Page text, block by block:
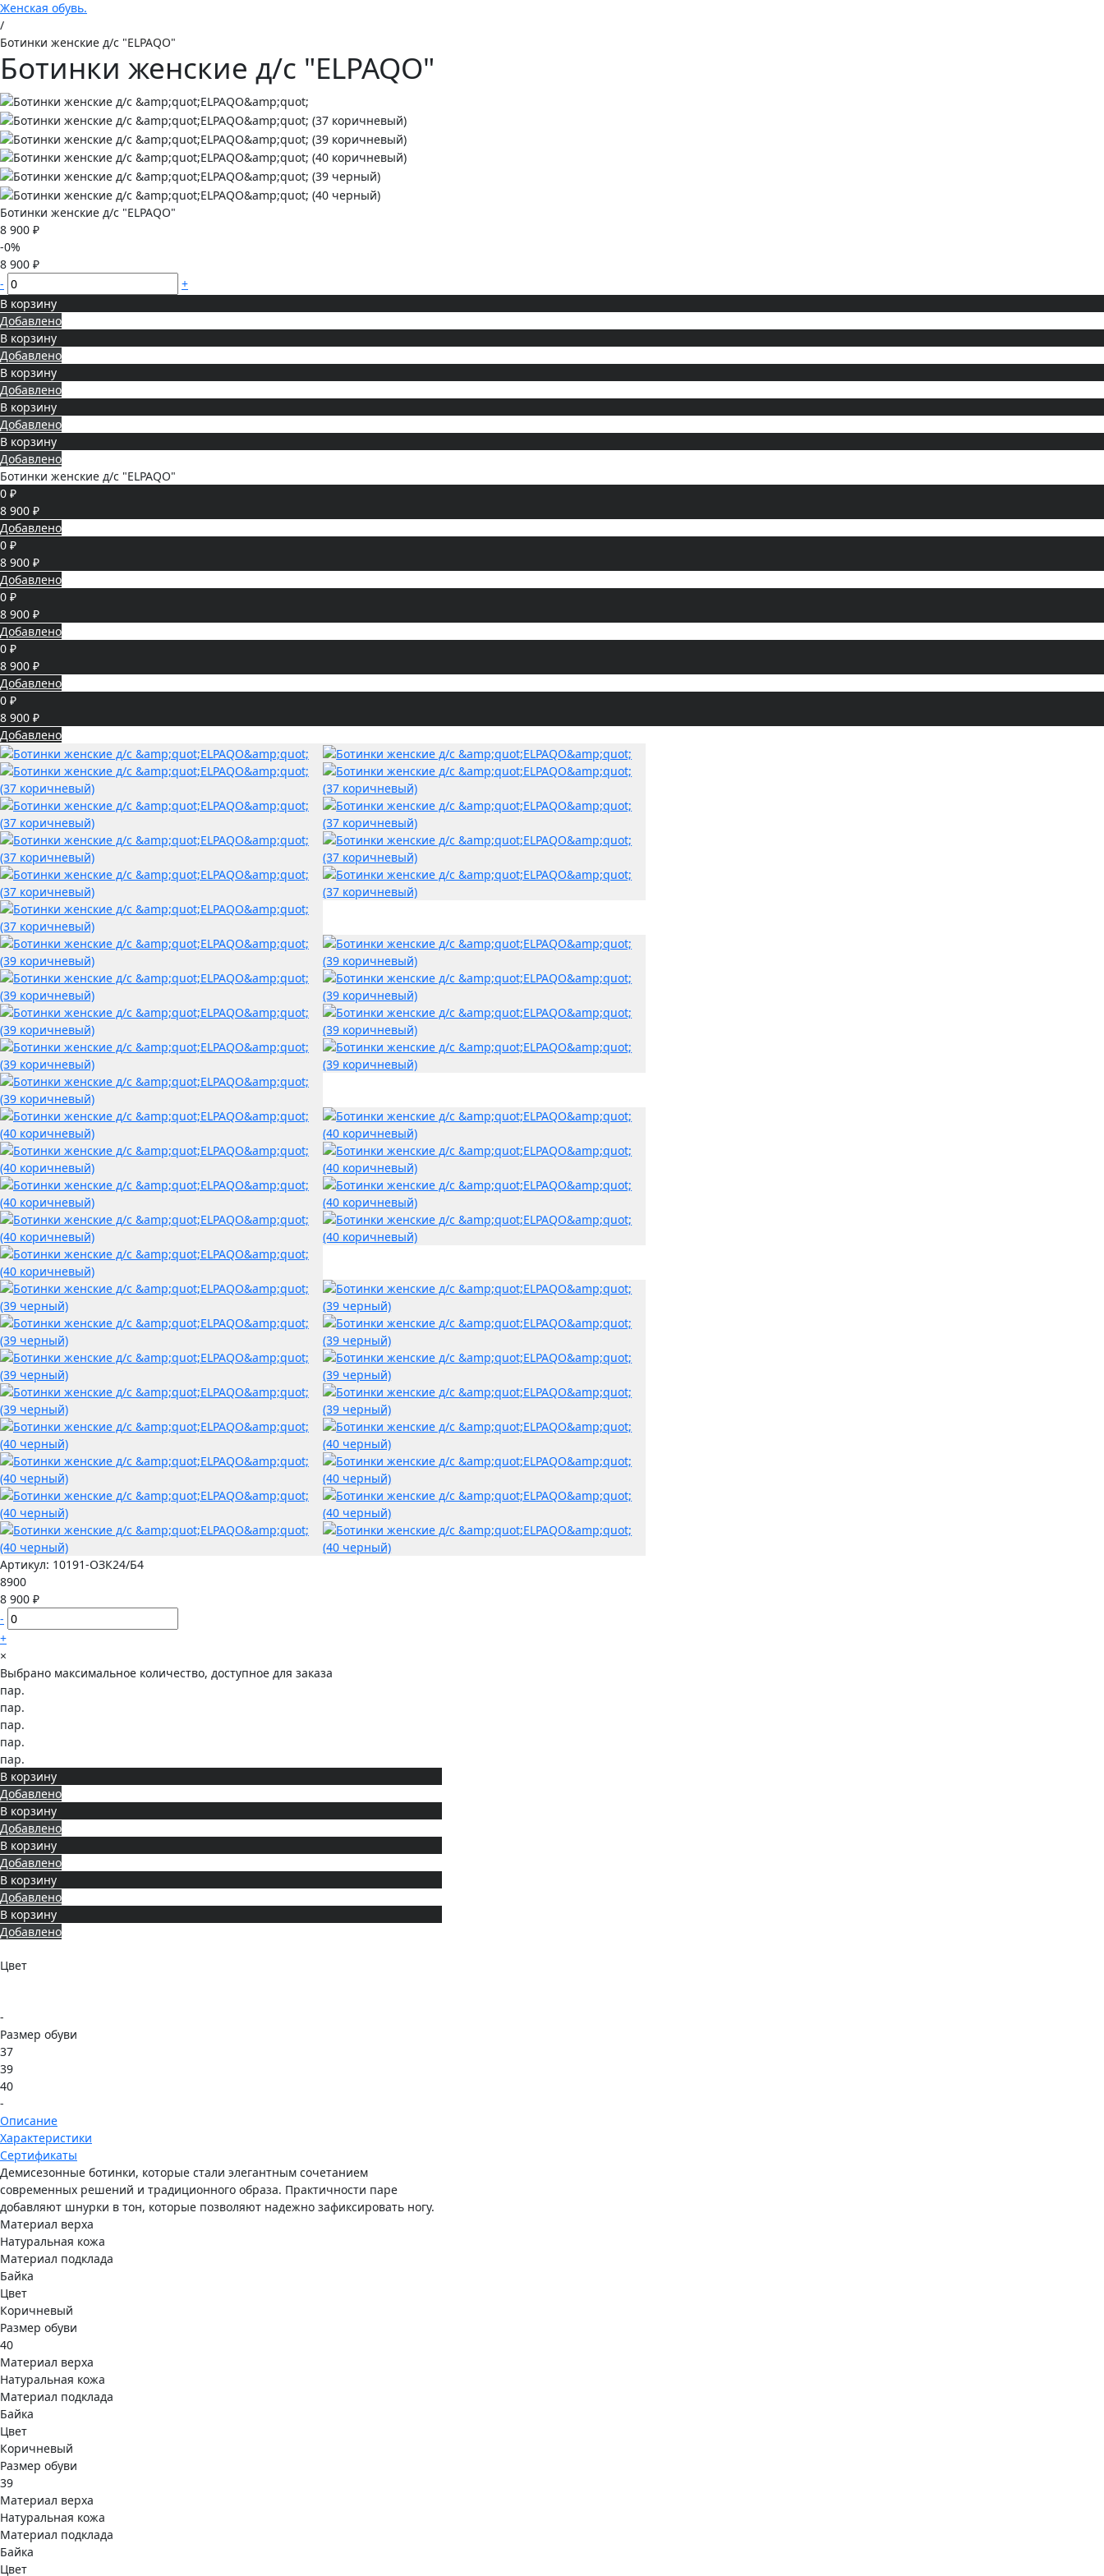
Женская обувь.
/
Ботинки женские д/с "ELPAQO"
Ботинки женские д/с "ELPAQO"
Ботинки женские д/с "ELPAQO"
8 900 ₽
-0%
8 900 ₽
-
+
В корзину
Добавлено
В корзину
Добавлено
В корзину
Добавлено
В корзину
Добавлено
В корзину
Добавлено
Ботинки женские д/с "ELPAQO"
0 ₽
8 900 ₽
Добавлено
0 ₽
8 900 ₽
Добавлено
0 ₽
8 900 ₽
Добавлено
0 ₽
8 900 ₽
Добавлено
0 ₽
8 900 ₽
Добавлено
Артикул: 10191-ОЗК24/Б4
8900
8 900 ₽
-
+
×
Выбрано максимальное количество, доступное для заказа
пар.
пар.
пар.
пар.
пар.
В корзину
Добавлено
В корзину
Добавлено
В корзину
Добавлено
В корзину
Добавлено
В корзину
Добавлено
Цвет
-
Размер обуви
37
39
40
-
Описание
Характеристики
Сертификаты
Демисезонные ботинки, которые стали элегантным сочетанием
современных решений и традиционного образа. Практичности паре
добавляют шнурки в тон, которые позволяют надежно зафиксировать ногу.
Материал верха
Натуральная кожа
Материал подклада
Байка
Цвет
Коричневый
Размер обуви
40
Материал верха
Натуральная кожа
Материал подклада
Байка
Цвет
Коричневый
Размер обуви
39
Материал верха
Натуральная кожа
Материал подклада
Байка
Цвет